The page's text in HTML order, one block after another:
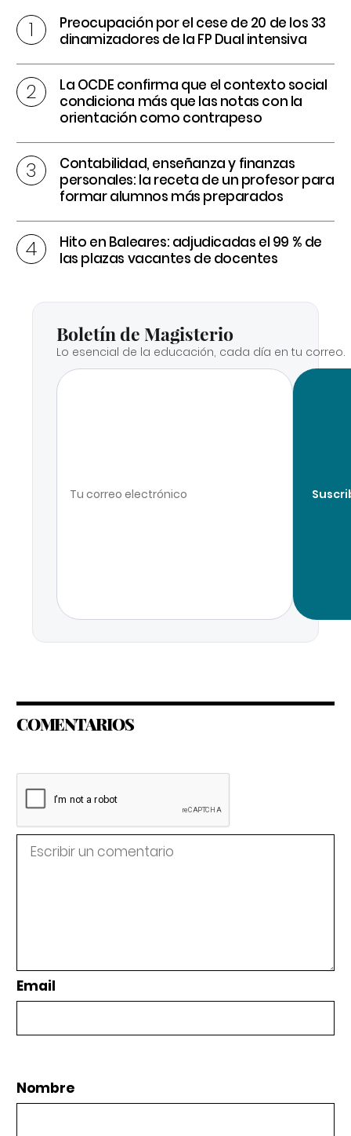
Preocupación por el cese de 20 de los 33
dinamizadores de la FP Dual intensiva
La OCDE confirma que el contexto social
condiciona más que las notas con la
orientación como contrapeso
Contabilidad, enseñanza y finanzas
personales: la receta de un profesor para
formar alumnos más preparados
Hito en Baleares: adjudicadas el 99 % de
las plazas vacantes de docentes
Boletín de Magisterio
Lo esencial de la educación, cada día en tu correo.
COMENTARIOS
Email
Nombre